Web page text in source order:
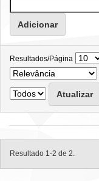
Resultados/Página
Resultado 1-2 de 2.